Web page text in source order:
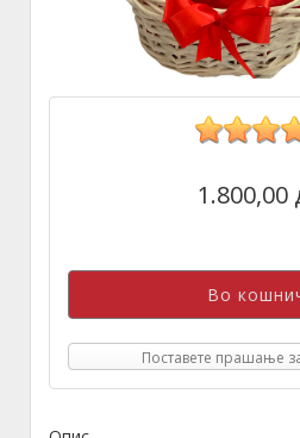
1.800,00
Поставете прашање